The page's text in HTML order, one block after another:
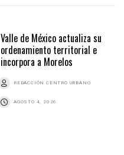
Valle de México actualiza su
ordenamiento territorial e
incorpora a Morelos
REDACCIÓN CENTRO URBANO
AGOSTO 4, 2026